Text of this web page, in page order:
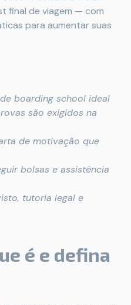
final de viagem — com
para aumentar suas
boarding school ideal
são exigidos na
de motivação que
bolsas e assistência
tutoria legal e
é e defina